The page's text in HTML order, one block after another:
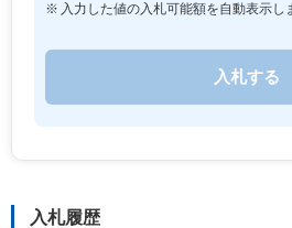
入力した値の入札可能額を自動表示し
入札履歴